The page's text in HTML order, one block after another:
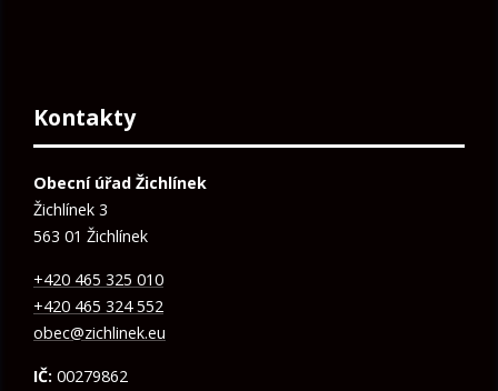
Kontakty
Obecní úřad Žichlínek
Žichlínek 3
563 01 Žichlínek
+420 465 325 010
+420 465 324 552
obec@zichlinek.eu
IČ: 00279862